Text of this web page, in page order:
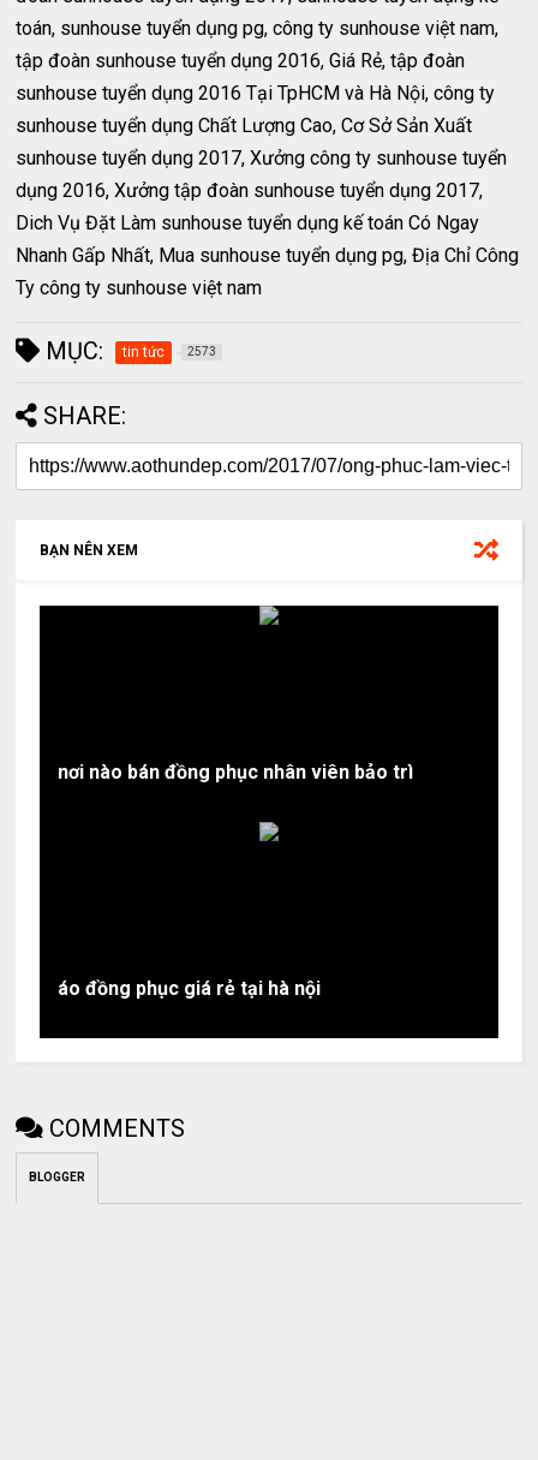
toán, sunhouse tuyển dụng pg, công ty sunhouse việt nam,
tập đoàn sunhouse tuyển dụng 2016, Giá Rẻ, tập đoàn
sunhouse tuyển dụng 2016 Tại TpHCM và Hà Nội, công ty
sunhouse tuyển dụng Chất Lượng Cao, Cơ Sở Sản Xuất
sunhouse tuyển dụng 2017, Xưởng công ty sunhouse tuyển
dụng 2016, Xưởng tập đoàn sunhouse tuyển dụng 2017,
Dich Vụ Đặt Làm sunhouse tuyển dụng kế toán Có Ngay
Nhanh Gấp Nhất, Mua sunhouse tuyển dụng pg, Địa Chỉ Công
Ty công ty sunhouse việt nam
MỤC: tin tức 2573
SHARE:
BẠN NÊN XEM
nơi nào bán đồng phục nhân viên bảo trì
áo đồng phục giá rẻ tại hà nội
COMMENTS
BLOGGER